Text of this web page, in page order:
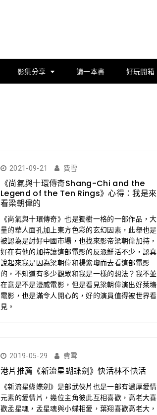
影集分享 讀一本書 好玩開箱
2021-09-21 費雪
《尚氣與十環傳奇Shang-Chi and the
Legend of the Ten Rings》心得：我是來
看梁朝偉的
《尚氣與十環傳奇》也是獨樹一格的一部作品，大
量的華人面孔加上東方色彩的玄幻因素，此舉也是
被認為是討好中國市場，也找來影帝梁朝偉加持，
好在有他的加持讓這部電影的反派鮮活不少，認真
說起來我是因為梁朝偉和楊紫瓊而去看這部電影
的，不知道有多少觀眾和我是一樣的想法？我不並
在意是不是漫威電影，但是看見梁朝偉演出好萊塢
電影，也是滿令人開心的，好的演員值得被世界看
見。
2019-05-29 費雪
港片推薦《新流星蝴蝶劍》快活林不快活
《新流星蝴蝶劍》是部武俠片也是一部有濃厚愛情
元素的愛情片，幾位主角彼此互相喜歡，高老大喜
歡孟星魂，孟星魂與小蝶相愛，葉翔喜歡高老大，